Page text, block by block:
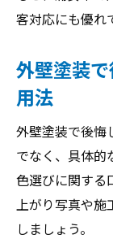
客対応にも優れ
外壁塗装
用法
外壁塗装で後悔
でなく、具体的
色選びに関する
上がり写真や施
しましょう。